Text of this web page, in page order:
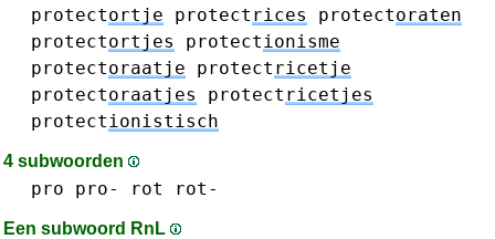
protectortje protect rices protectoraten
protectortjes protectionisme
protectoraatje protect ricetje
protectoraatjes protect ricetjes
protectionistisch
4 subwoorden
pro pro- rot rot-
Een subwoord RnL